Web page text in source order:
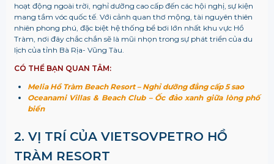
hoạt động ngoài trời, nghỉ dưỡng cao cấp đến các hội nghị, sự kiện
mang tầm vóc quốc tế. Với cảnh quan thơ mộng, tài nguyên thiên
nhiên phong phú, đặc biệt hệ thống bể bơi lớn nhất khu vực Hồ
Tràm, nơi đây chắc chắn sẽ là mũi nhọn trong sự phát triển của du
lịch của tỉnh Bà Rịa- Vũng Tàu.
CÓ THỂ BẠN QUAN TÂM:
Melia Hồ Tràm Beach Resort – Nghỉ dưỡng đẳng cấp 5 sao
Oceanami Villas & Beach Club – Ốc đảo xanh giữa lòng phố
biển
2. VỊ TRÍ CỦA VIETSOVPETRO HỒ
TRÀM RESORT